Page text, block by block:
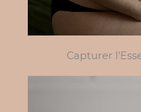
Capturer